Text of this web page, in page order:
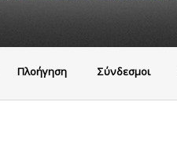
Πλοήγηση Σύνδεσμοι